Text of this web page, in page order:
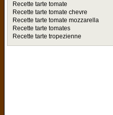
Recette tarte tomate
Recette tarte tomate chevre
Recette tarte tomate mozzarella
Recette tarte tomates
Recette tarte tropezienne